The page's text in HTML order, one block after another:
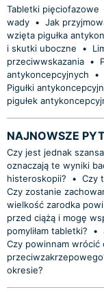
Tabletki pięciofazowe
wady • Jak
wzięta pigułka
i skutki uboczne
•
przeciwwskazania •
antykoncepcyjnych
•
Pigułki
pigułek
NAJNOWSZE
Czy jest jednak
oznaczają te wyniki
histeroskopii?
• Czy
Czy zostanie
wielkość zarodka
przed ciążą i mogę
pomyliłam tabletki?
•
Czy powinnam wrócić
okresie?